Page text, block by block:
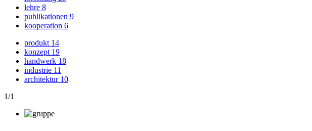
lehre 8
publikationen 9
kooperation 6
produkt 14
konzept 19
handwerk 18
industrie 11
architektur 10
1/1